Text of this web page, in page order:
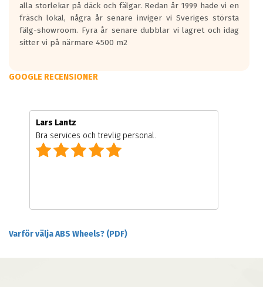
alla storlekar på däck och fälgar. Redan år 1999 hade vi en
fräsch lokal, några år senare inviger vi Sveriges största
fälg-showroom. Fyra år senare dubblar vi lagret och idag
sitter vi på närmare 4500 m2
GOOGLE RECENSIONER
Lars Lantz
Bra services och trevlig personal.
Varför välja ABS Wheels? (PDF)